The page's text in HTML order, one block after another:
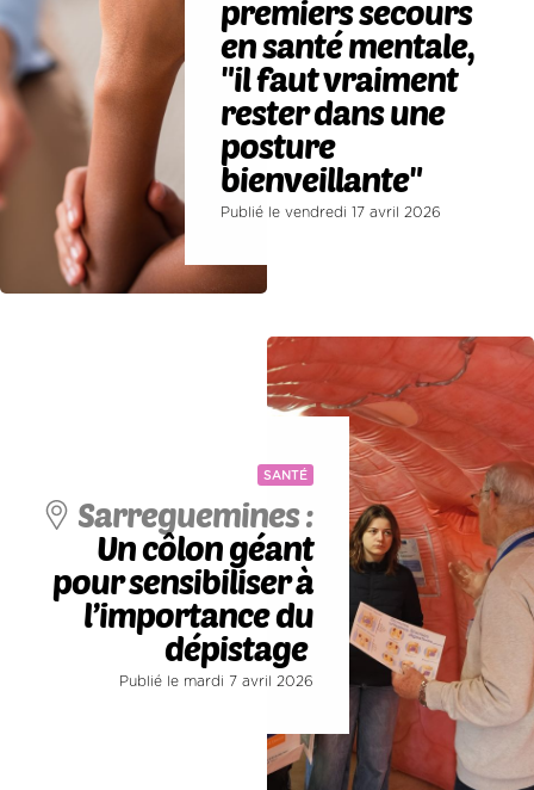
premiers secours
en santé mentale,
"il faut vraiment
rester dans une
posture
bienveillante"
Publié le vendredi 17 avril 2026
SANTÉ
Sarreguemines :
Un côlon géant
pour sensibiliser à
l’importance du
dépistage
Publié le mardi 7 avril 2026